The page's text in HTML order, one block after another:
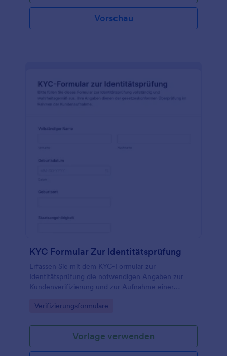
Vorschau
KYC Formular Zur Identitätsprüfung
Erfassen Sie mit dem KYC-Formular zur
Identitätsprüfung die notwendigen Angaben zur
Kundenverifizierung und zur Aufnahme einer
Versicherungen und digitale Plattformen mit digitaler
Go to Category:
Verifizierungsformulare
Vorlage verwenden